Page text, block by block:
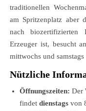
traditionellen
am Spritzenplatz aber
nach biozertifizierten
Erzeuger ist, besucht
mittwochs und
Nützliche
Öffnungszeiten: Der
findet dienstags von